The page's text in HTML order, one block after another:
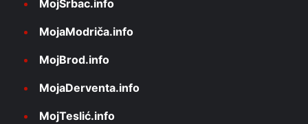
MojSrbac.info
MojaModriča.info
MojBrod.info
MojaDerventa.info
MojTeslić.info